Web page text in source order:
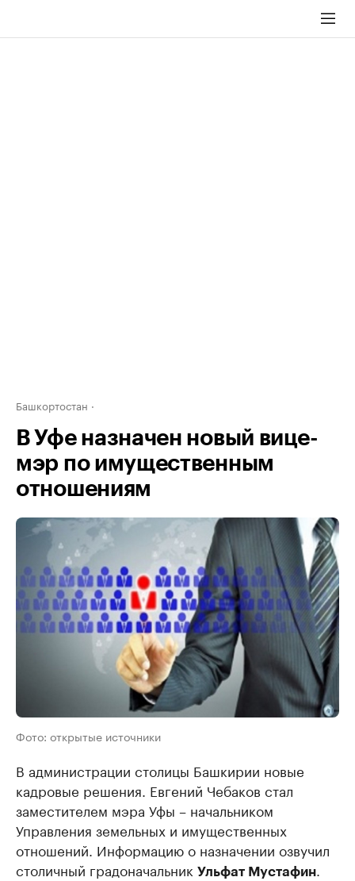
Башкортостан
В Уфе назначен новый вице-
мэр по имущественным
отношениям
Фото: открытые источники
В администрации столицы Башкирии новые
кадровые решения. Евгений Чебаков стал
заместителем мэра Уфы – начальником
Управления земельных и имущественных
отношений. Информацию о назначении озвучил
столичный градоначальник Ульфат Мустафин.